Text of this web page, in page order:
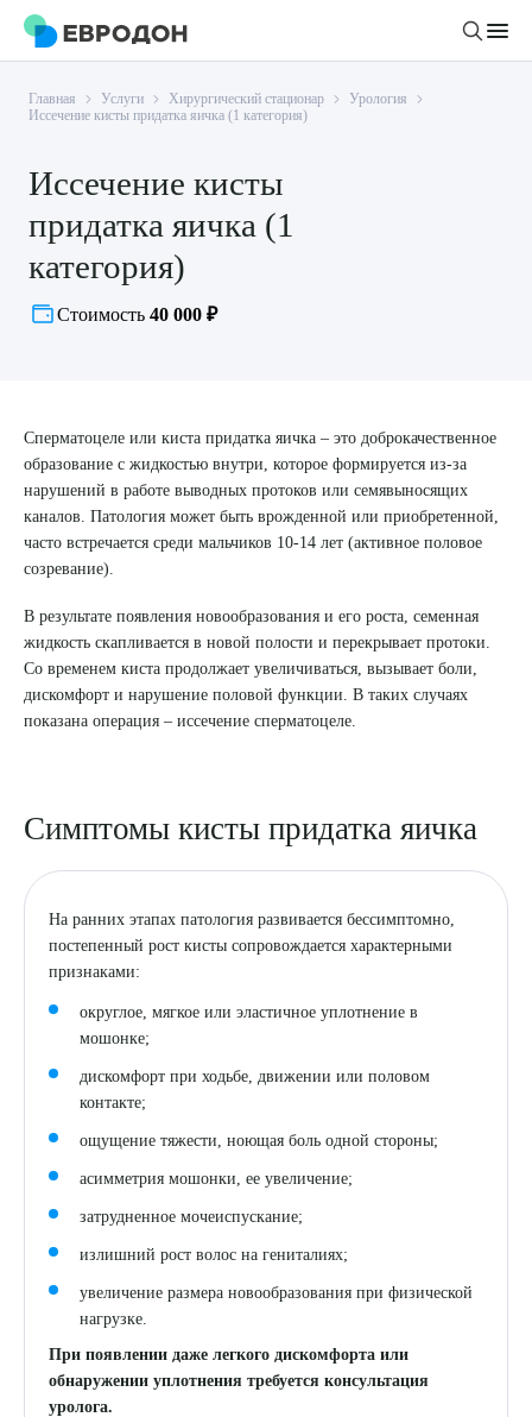
Личный кабинет
О компании
Новости
Статьи
Руководство клиники
Политика конфиденциальности
Пользовательское соглашение
Врачи
Услуги и цены
Хирургический стационар
Подготовка к диагностике
ДМС
Акции
Филиалы
ЗАКАЗАТЬ ЗВОНОК
ЗАПИСЬ ОНЛАЙН
Главная Услуги Хирургический стационар
Урология
Иссечение кисты придатка яичка (1 категория)
Иссечение кисты
придатка яичка (1
категория)
Стоимость 40 000 ₽
Сперматоцеле или киста придатка яичка – это доброкачественное
образование с жидкостью внутри, которое формируется из-за
нарушений в работе выводных протоков или семявыносящих
каналов. Патология может быть врожденной или приобретенной,
часто встречается среди мальчиков 10-14 лет (активное половое
созревание).
В результате появления новообразования и его роста, семенная
жидкость скапливается в новой полости и перекрывает протоки.
Со временем киста продолжает увеличиваться, вызывает боли,
дискомфорт и нарушение половой функции. В таких случаях
показана операция – иссечение сперматоцеле.
Симптомы кисты придатка яичка
На ранних этапах патология развивается бессимптомно,
постепенный рост кисты сопровождается характерными
признаками:
округлое, мягкое или эластичное уплотнение в
мошонке;
дискомфорт при ходьбе, движении или половом
контакте;
ощущение тяжести, ноющая боль одной стороны;
асимметрия мошонки, ее увеличение;
затрудненное мочеиспускание;
излишний рост волос на гениталиях;
увеличение размера новообразования при физической
нагрузке.
При появлении даже легкого дискомфорта или
обнаружении уплотнения требуется консультация
уролога.